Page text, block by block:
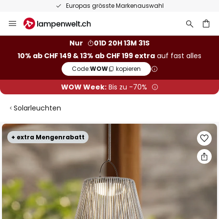
Europas grösste Markenauswahl
Inhalt
Nur
01D 20H 13M 31S
10% ab CHF 149 & 13% ab CHF 199 extra auf fast alles
Code:WOW kopieren
WOW Week:Bis zu -70%
Solarleuchten
+ extra Mengenrabatt
Zum
Ende
der
Bildgalerie
springen